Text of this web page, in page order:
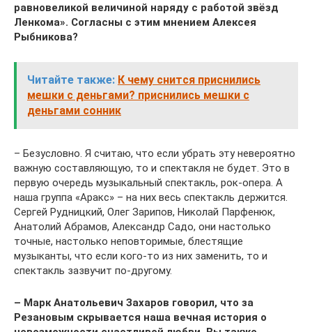
равновеликой величиной наряду с работой звёзд
Ленкома». Согласны с этим мнением Алексея
Рыбникова?
Читайте также: К чему снится приснились
мешки с деньгами? приснились мешки с
деньгами сонник
– Безусловно. Я считаю, что если убрать эту невероятно
важную составляющую, то и спектакля не будет. Это в
первую очередь музыкальный спектакль, рок-опера. А
наша группа «Аракс» – на них весь спектакль держится.
Сергей Рудницкий, Олег Зарипов, Николай Парфенюк,
Анатолий Абрамов, Александр Садо, они настолько
точные, настолько неповторимые, блестящие
музыканты, что если кого-то из них заменить, то и
спектакль зазвучит по-другому.
– Марк Анатольевич Захаров говорил, что за
Резановым скрывается наша вечная история о